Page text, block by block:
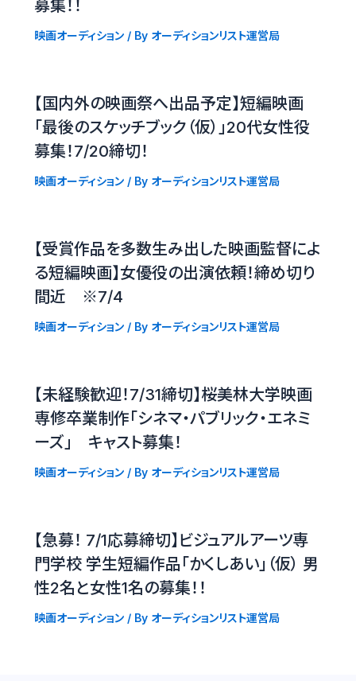
募集！！
映画オーディション/ By オーディションリスト運営局
【国内外の映画祭へ出品予定】短編映画
「最後のスケッチブック（仮）」20代女性役
募集！7/20締切！
映画オーディション/ By オーディションリスト運営局
【受賞作品を多数生み出した映画監督によ
る短編映画】女優役の出演依頼！締め切り
間近 ※7/4
映画オーディション/ By オーディションリスト運営局
【未経験歓迎！7/31締切】桜美林大学映画
専修卒業制作「シネマ・パブリック・エネミ
ーズ」 キャスト募集！
映画オーディション/ By オーディションリスト運営局
【急募！ 7/1応募締切】ビジュアルアーツ専
門学校 学生短編作品「かくしあい」（仮） 男
性2名と女性1名の募集！！
映画オーディション/ By オーディションリスト運営局